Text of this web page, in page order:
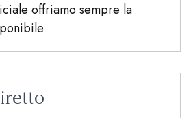
offriamo sempre la